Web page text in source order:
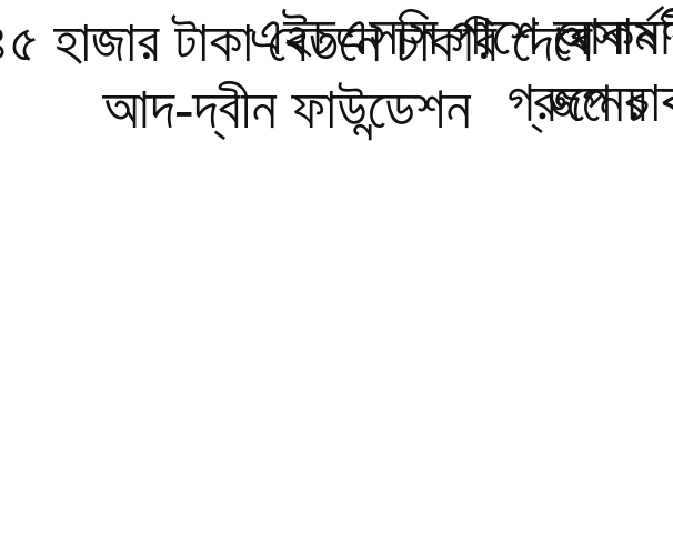
হাজার টাকা বেতনে চাকরি দেবে
আদ-দ্বীন ফাউন্ডেশন
এইচএসসি পাশে
গ্রুপে
জনের